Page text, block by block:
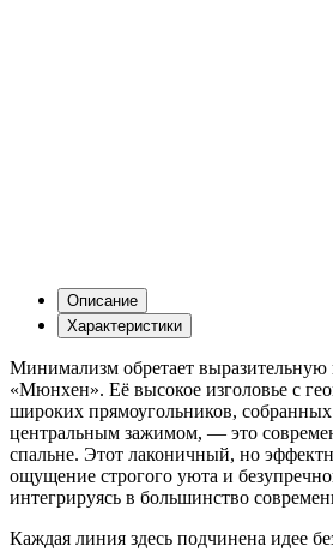
Описание
Характеристики
Минимализм обретает выразительную
«Мюнхен». Её высокое изголовье с
широких прямоугольников,
центральным зажимом, — это
спальне. Этот лаконичный, но
ощущение строгого уюта и
интегрируясь в большинство
Каждая линия здесь подчинена идее